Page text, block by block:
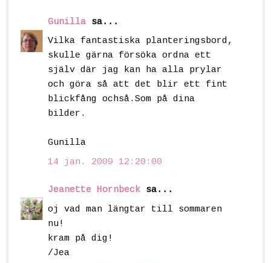
Gunilla sa...
Vilka fantastiska planteringsbord,
skulle gärna försöka ordna ett
själv där jag kan ha alla prylar
och göra så att det blir ett fint
blickfång ochså.Som på dina
bilder.
Gunilla
14 jan. 2009 12:20:00
Jeanette Hornbeck sa...
oj vad man längtar till sommaren
nu!
kram på dig!
/Jea